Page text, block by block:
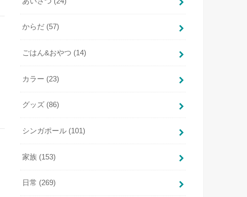
からだ (57)
ごはん&おやつ (14)
カラー (23)
グッズ (86)
シンガポール (101)
家族 (153)
日常 (269)